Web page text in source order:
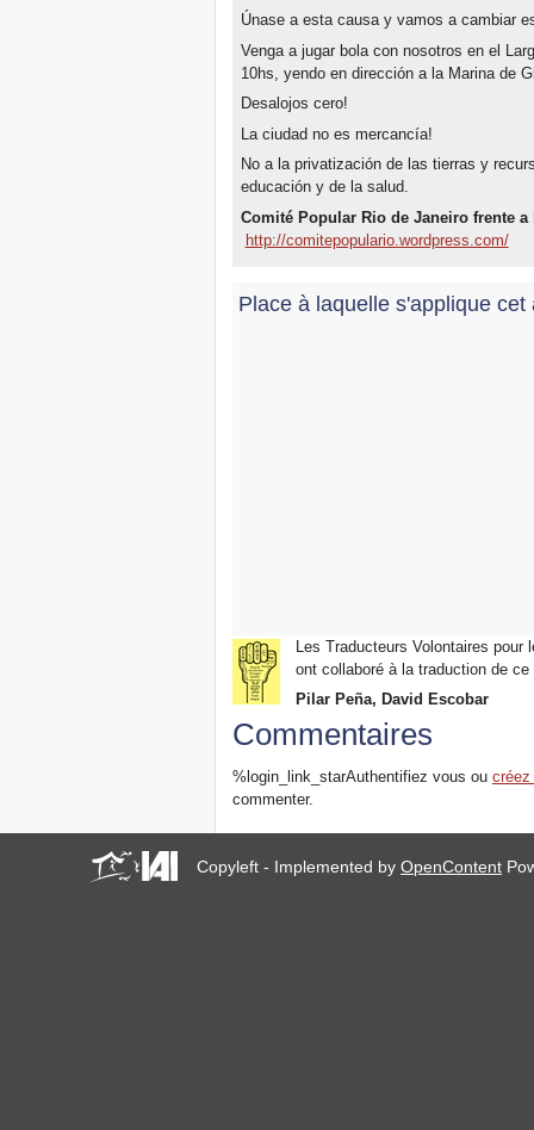
Únase a esta causa y vamos a cambiar
Venga a jugar bola con nosotros en el
10hs, yendo en dirección a la Marina de
Desalojos cero!
La ciudad no es mercancía!
No a la privatización de las tierras y
educación y de la salud.
Comité Popular Rio de Janeiro frente
http://comitepopulario.wordpress.com/
Place à laquelle s'applique cet
Les Traducteurs Volontaires
ont collaboré à la traduction de
Pilar Peña, David Escobar
Commentaires
%login_link_starAuthentifiez vous oucréez
commenter.
Copyleft - Implemented byOpenContent